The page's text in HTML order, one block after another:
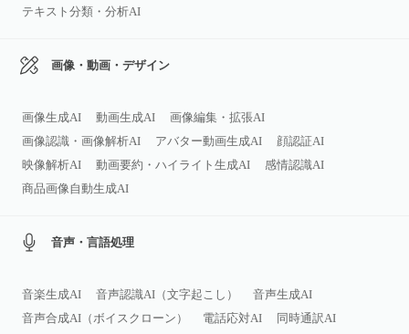
テキスト分類・分析AI
画像・動画・デザイン
画像生成AI 動画生成AI
画像編集・拡張AI
画像認識・画像解析AI
アバター動画生成AI
顔認証AI
映像解析AI
動画要約・ハイライト生成AI
感情認識AI
商品画像自動生成AI
音声・言語処理
音楽生成AI 音声認識AI（文字起こし）
音声生成AI
音声合成AI（ボイスクローン）
電話応対AI
同時通訳AI